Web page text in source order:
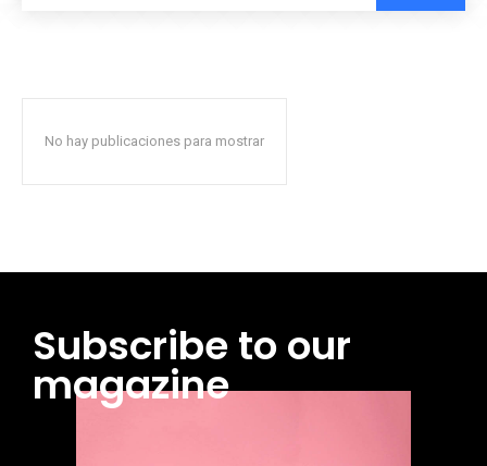
No hay publicaciones para mostrar
Subscribe to our
magazine